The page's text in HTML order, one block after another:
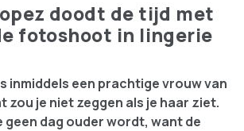
doodt de tijd met
fotoshoot in lingerie
inmiddels een prachtige vrouw van
zou je niet zeggen als je haar ziet.
geen dag ouder wordt, want de